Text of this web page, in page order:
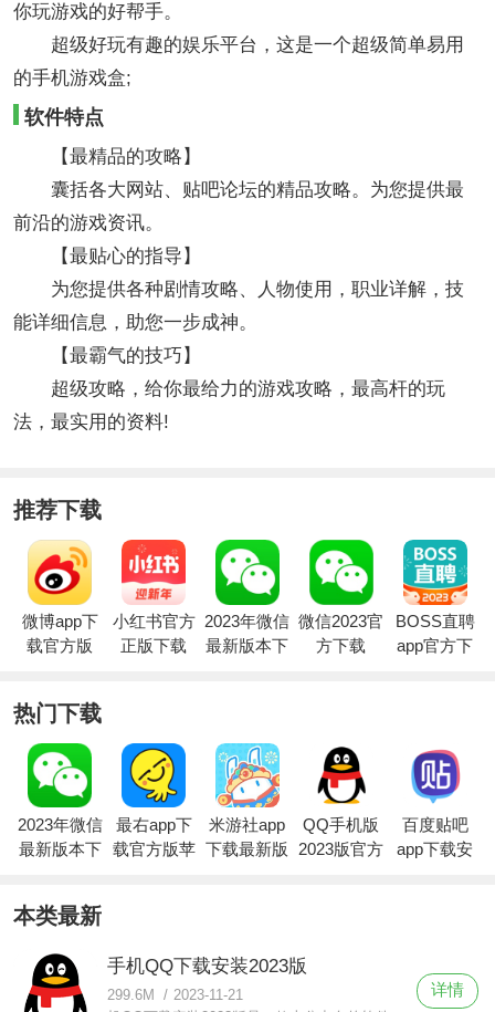
你玩游戏的好帮手。
超级好玩有趣的娱乐平台，这是一个超级简单易用
的手机游戏盒;
软件特点
【最精品的攻略】
囊括各大网站、贴吧论坛的精品攻略。为您提供最
前沿的游戏资讯。
【最贴心的指导】
为您提供各种剧情攻略、人物使用，职业详解，技
能详细信息，助您一步成神。
【最霸气的技巧】
超级攻略，给你最给力的游戏攻略，最高杆的玩
法，最实用的资料!
推荐下载
微博app下
载官方版
小红书官方
正版下载
2023年微信
最新版本下
微信2023官
方下载
BOSS直聘
app官方下
热门下载
2023年微信
最新版本下
最右app下
载官方版苹
米游社app
下载最新版
QQ手机版
2023版官方
百度贴吧
app下载安
本类最新
手机QQ下载安装2023版
299.6M / 2023-11-21
详情